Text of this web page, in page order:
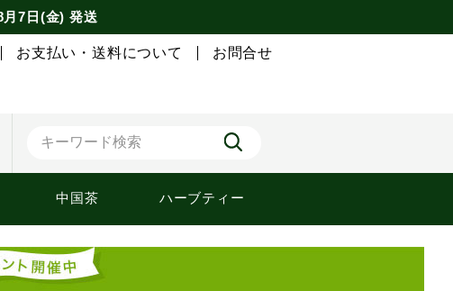
月7日(金) 発送
お支払い・送料について お問合せ
中国茶 ハーブティー